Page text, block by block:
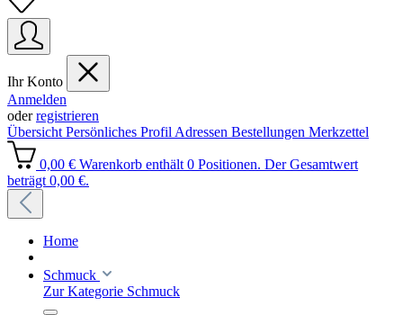
Ihr Konto
Anmelden
oderregistrieren
Übersicht Persönliches Profil Adressen Bestellungen Merkzettel
0,00 € Warenkorb enthält 0 Positionen. Der Gesamtwert
beträgt 0,00 €.
Home
Schmuck
Zur Kategorie Schmuck